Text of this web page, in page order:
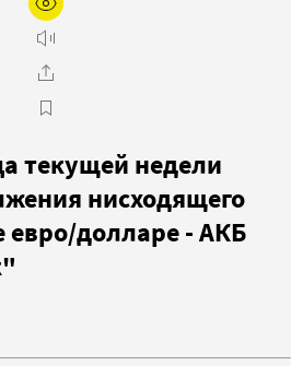
текущей недели
нисходящего
евро/долларе - АКБ